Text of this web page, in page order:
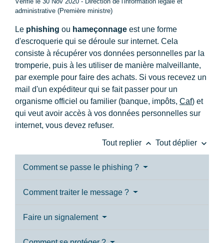
administrative (Première ministre)
Le phishing ou hameçonnage est une forme
d'escroquerie qui se déroule sur internet. Cela
consiste à récupérer vos données personnelles par la
tromperie, puis à les utiliser de manière malveillante,
par exemple pour faire des achats. Si vous recevez un
mail d'un expéditeur qui se fait passer pour un
organisme officiel ou familier (banque, impôts, Caf) et
qui veut avoir accès à vos données personnelles sur
internet, vous devez refuser.
Tout replier keyboard_arrow_up Tout déplier keyboard_arrow_down
Comment se passe le phishing ?
Comment traiter le message ?
Faire un signalement